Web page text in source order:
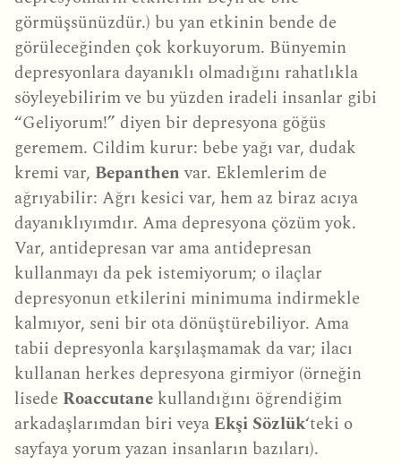
görmüşsünüzdür.) bu yan etkinin bende de
görüleceğinden çok korkuyorum. Bünyemin
depresyonlara dayanıklı olmadığını rahatlıkla
söyleyebilirim ve bu yüzden iradeli insanlar gibi
“Geliyorum!” diyen bir depresyona göğüs
geremem. Cildim kurur: bebe yağı var, dudak
kremi var, Bepanthenvar. Eklemlerim de
ağrıyabilir: Ağrı kesici var, hem az biraz acıya
dayanıklıyımdır. Ama depresyona çözüm yok.
Var, antidepresan var ama antidepresan
kullanmayı da pek istemiyorum; o ilaçlar
depresyonun etkilerini minimuma indirmekle
kalmıyor, seni bir ota dönüştürebiliyor. Ama
tabii depresyonla karşılaşmamak da var; ilacı
kullanan herkes depresyona girmiyor (örneğin
lisede Roaccutane kullandığını öğrendiğim
arkadaşlarımdan biri veya Ekşi Sözlük‘teki o
sayfaya yorum yazan insanların bazıları).